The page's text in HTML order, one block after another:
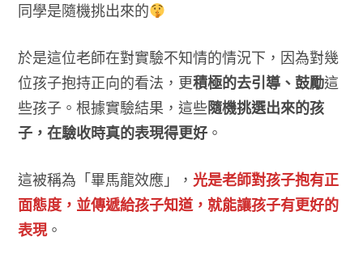
同學是隨機挑出來的
於是這位老師在對實驗不知情的情況下，因為對幾
位孩子抱持正向的看法，更積極的去引導、鼓勵這
些孩子。根據實驗結果，這些隨機挑選出來的孩
子，在驗收時真的表現得更好。
這被稱為「畢馬龍效應」， 光是老師對孩子抱有正
面態度，並傳遞給孩子知道，就能讓孩子有更好的
表現。